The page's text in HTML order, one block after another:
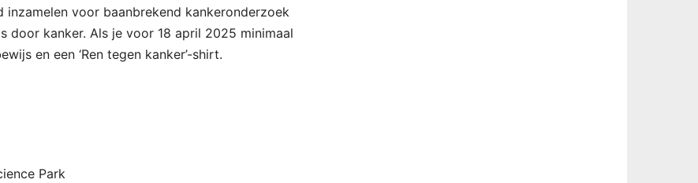
inzamelen voor baanbrekend kankeronderzoek
door kanker. Als je voor 18 april 2025 minimaal
en een ‘Ren tegen kanker’-shirt.
Park